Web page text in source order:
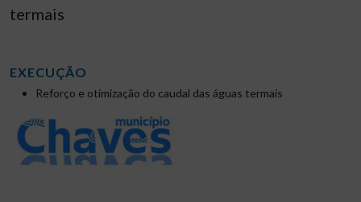
termais
EXECUÇÃO
Reforço e otimização do caudal das águas termais